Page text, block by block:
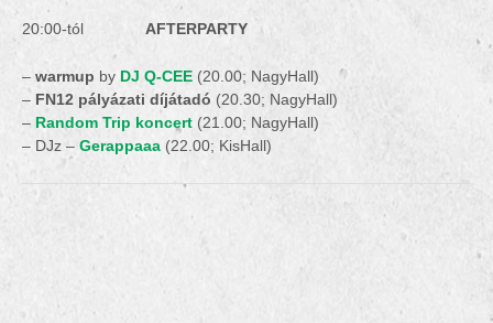
20:00-tól AFTERPARTY
– warmup by DJ Q-CEE (20.00; NagyHall)
– FN12 pályázati díjátadó (20.30; NagyHall)
– Random Trip koncert (21.00; NagyHall)
– DJz – Gerappaaa (22.00; KisHall)